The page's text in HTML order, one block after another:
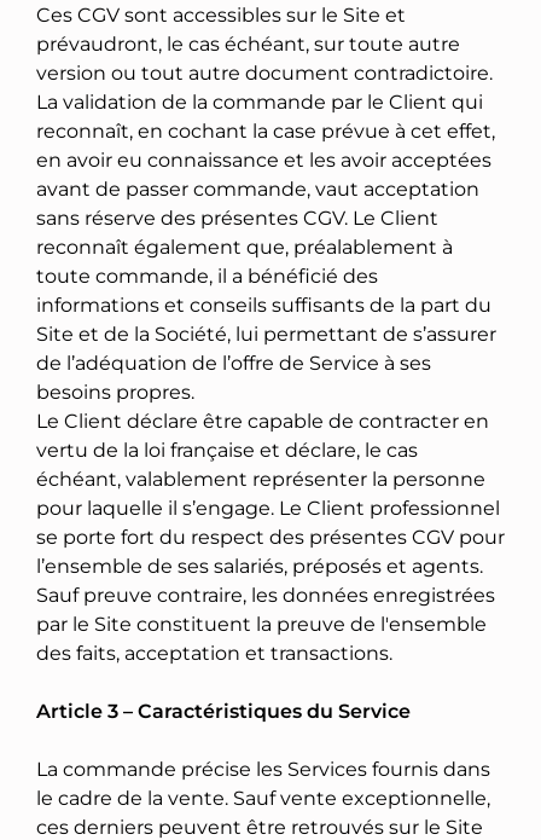
Ces CGV sont accessibles sur le Site et
prévaudront, le cas échéant, sur toute autre
version ou tout autre document contradictoire.
La validation de la commande par le Client qui
reconnaît, en cochant la case prévue à cet effet,
en avoir eu connaissance et les avoir acceptées
avant de passer commande, vaut acceptation
sans réserve des présentes CGV. Le Client
reconnaît également que, préalablement à
toute commande, il a bénéficié des
informations et conseils suffisants de la part du
Site et de la Société, lui permettant de s’assurer
de l’adéquation de l’offre de Service à ses
besoins propres.
Le Client déclare être capable de contracter en
vertu de la loi française et déclare, le cas
échéant, valablement représenter la personne
pour laquelle il s’engage. Le Client professionnel
se porte fort du respect des présentes CGV pour
l’ensemble de ses salariés, préposés et agents.
Sauf preuve contraire, les données enregistrées
par le Site constituent la preuve de l'ensemble
des faits, acceptation et transactions.
Article 3 – Caractéristiques du Service
La commande précise les Services fournis dans
le cadre de la vente. Sauf vente exceptionnelle,
ces derniers peuvent être retrouvés sur le Site